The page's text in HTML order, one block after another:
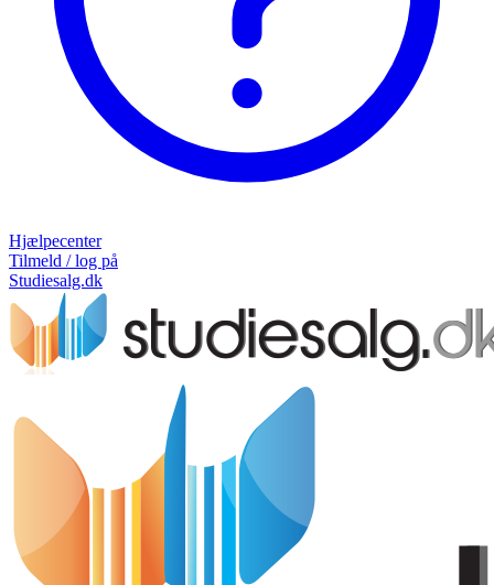
Hjælpecenter
Tilmeld / log på
Studiesalg.dk